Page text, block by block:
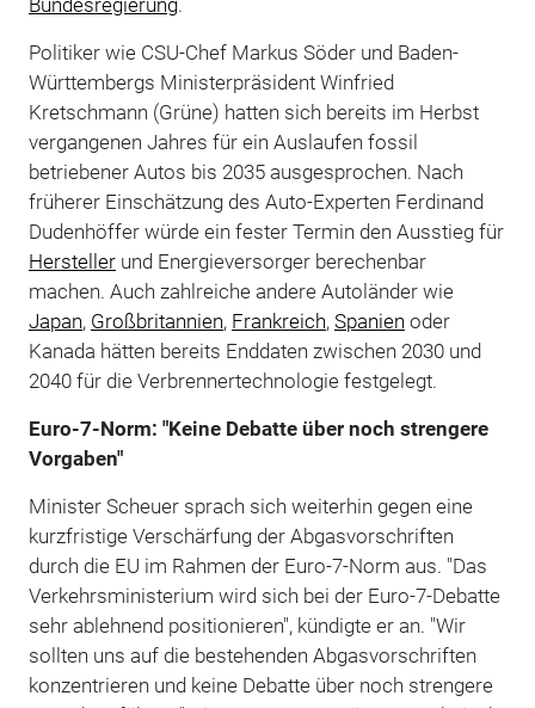
Politiker wie CSU-Chef Markus Söder und Baden-
Württembergs Ministerpräsident Winfried
Kretschmann (Grüne) hatten sich bereits im Herbst
vergangenen Jahres für ein Auslaufen fossil
betriebener Autos bis 2035 ausgesprochen. Nach
früherer Einschätzung des Auto-Experten Ferdinand
Dudenhöffer würde ein fester Termin den Ausstieg für
Herstellerund Energieversorger berechenbar
machen. Auch zahlreiche andere Autoländer wie
Japan, Großbritannien, Frankreich, Spanien oder
Kanada hätten bereits Enddaten zwischen 2030 und
2040 für die Verbrennertechnologie festgelegt.
Euro-7-Norm: "Keine Debatte über noch strengere
Vorgaben"
Minister Scheuer sprach sich weiterhin gegen eine
kurzfristige Verschärfung der Abgasvorschriften
durch die EU im Rahmen der Euro-7-Norm aus. "Das
Verkehrsministerium wird sich bei der Euro-7-Debatte
sehr ablehnend positionieren", kündigte er an. "Wir
sollten uns auf die bestehenden Abgasvorschriften
konzentrieren und keine Debatte über noch strengere